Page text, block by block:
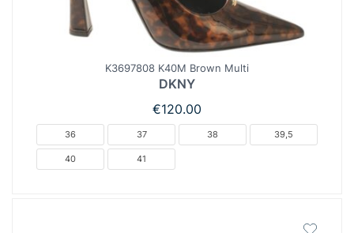
K3697808 K40M Brown Multi
DKNY
€120.00
36 37 38 39,5
40 41